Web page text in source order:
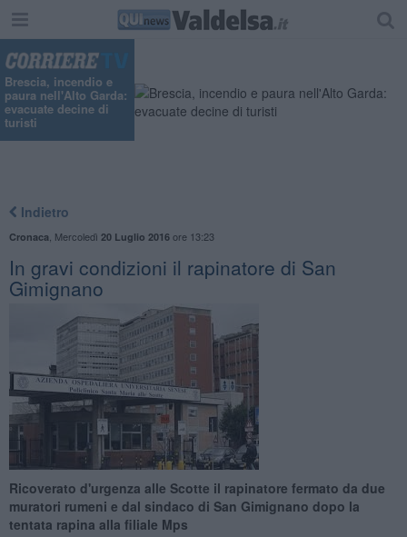
Brescia, incendio e
paura nell'Alto Garda:
evacuate decine di
turisti
Indietro
Cronaca Mercoledì 20 Luglio 2016ore 13:23
In gravi condizioni il rapinatore di San
Gimignano
Ricoverato d'urgenza alle Scotte il rapinatore fermato da due
muratori rumeni e dal sindaco di San Gimignano dopo la
tentata rapina alla filiale Mps